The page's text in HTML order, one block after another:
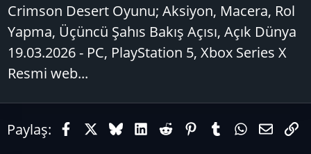
Crimson Desert Oyunu; Aksiyon, Macera, Rol
Yapma, Üçüncü Şahıs Bakış Açısı, Açık Dünya
19.03.2026 - PC, PlayStation 5, Xbox Series X
Resmi web...
Paylaş: FacebookX (Twitter)
BlueskyLinkedIn
RedditPinterestTumblrE-